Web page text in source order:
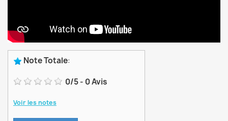
Note Totale:
0/5- 0Avis
Voir les notes